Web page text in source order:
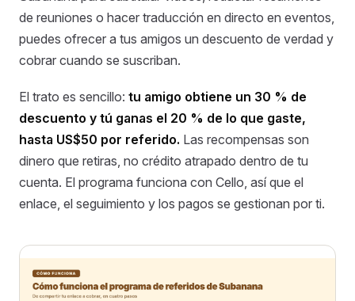
de reuniones o hacer traducción en directo en eventos,
puedes ofrecer a tus amigos un descuento de verdad y
cobrar cuando se suscriban.
El trato es sencillo: tu amigo obtiene un 30 % de
descuento y tú ganas el 20 % de lo que gaste,
hasta US$50 por referido. Las recompensas son
dinero que retiras, no crédito atrapado dentro de tu
cuenta. El programa funciona con Cello, así que el
enlace, el seguimiento y los pagos se gestionan por ti.